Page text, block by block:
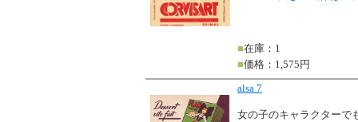
■在庫：1
■価格：1,575円
alsa 7
女の子のキャラクターで